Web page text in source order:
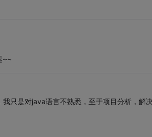
~~
只是对java语言不熟悉，至于项目分析，解